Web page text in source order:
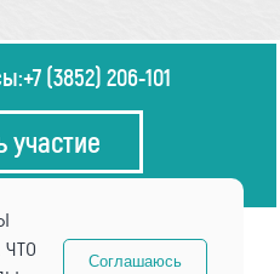
+7 (3852) 206-101
участие
Соглашаюсь